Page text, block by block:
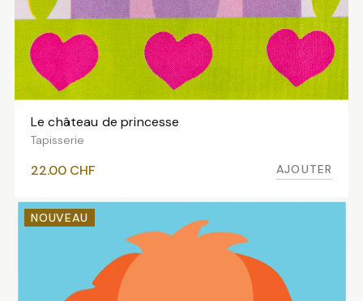
AJOUTER AU PANIER
Le château de princesse
Tapisserie
22.00 CHF AJOUTER
NOUVEAU